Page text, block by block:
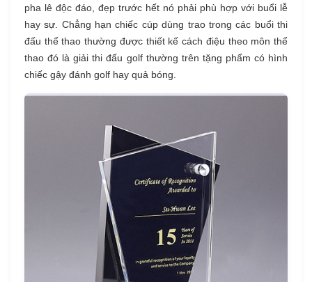
pha lê độc đáo, đẹp trước hết nó phải phù hợp với buổi lễ
hay sự. Chẳng hạn chiếc cúp dùng trao trong các buổi thi
đấu thể thao thường được thiết kế cách điệu theo môn thể
thao đó là giải thi đấu golf thường trên tặng phẩm có hình
chiếc gậy đánh golf hay quả bóng.